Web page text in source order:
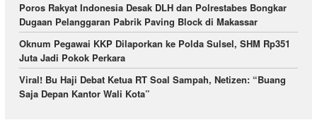
Poros Rakyat Indonesia Desak DLH dan Polrestabes Bongkar
Dugaan Pelanggaran Pabrik Paving Block di Makassar
Oknum Pegawai KKP Dilaporkan ke Polda Sulsel, SHM Rp351
Juta Jadi Pokok Perkara
Viral! Bu Haji Debat Ketua RT Soal Sampah, Netizen: “Buang
Saja Depan Kantor Wali Kota”